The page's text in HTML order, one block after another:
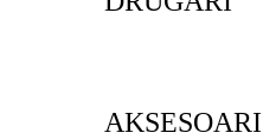
AKSESOARI